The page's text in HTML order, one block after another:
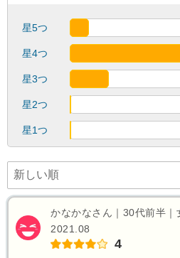
星5つ
星4つ
星3つ
星2つ
星1つ
かなかなさん｜30代前半｜
2021.08
4